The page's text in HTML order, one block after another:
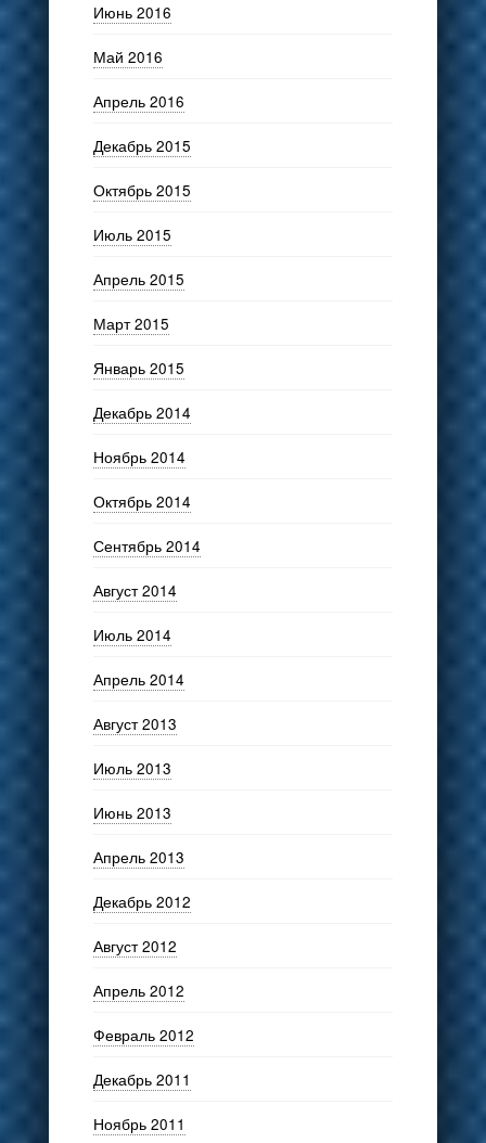
Июнь 2016
Май 2016
Апрель 2016
Декабрь 2015
Октябрь 2015
Июль 2015
Апрель 2015
Март 2015
Январь 2015
Декабрь 2014
Ноябрь 2014
Октябрь 2014
Сентябрь 2014
Август 2014
Июль 2014
Апрель 2014
Август 2013
Июль 2013
Июнь 2013
Апрель 2013
Декабрь 2012
Август 2012
Апрель 2012
Февраль 2012
Декабрь 2011
Ноябрь 2011